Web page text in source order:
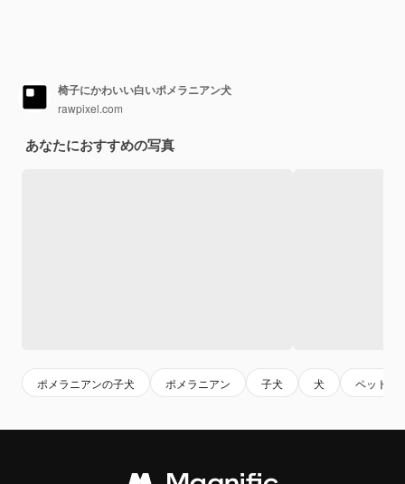
椅子にかわいい白いポメラニアン犬
rawpixel.com
あなたにおすすめの写真
ポメラニアンの子犬 ポメラニアン 子犬 犬 ペット